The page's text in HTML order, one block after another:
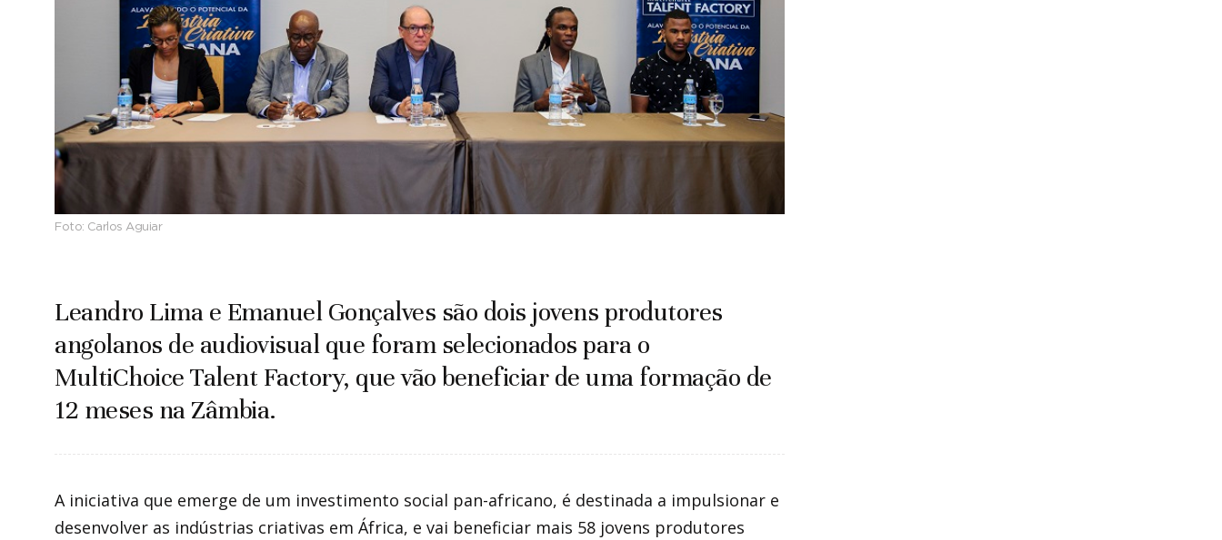
Foto: Carlos Aguiar
Leandro Lima e Emanuel Gonçalves são dois jovens produtores
angolanos de audiovisual que foram selecionados para o
MultiChoice Talent Factory, que vão beneficiar de uma formação de
12 meses na Zâmbia.
A iniciativa que emerge de um investimento social pan-africano, é destinada a impulsionar e
desenvolver as indústrias criativas em África, e vai beneficiar mais 58 jovens produtores